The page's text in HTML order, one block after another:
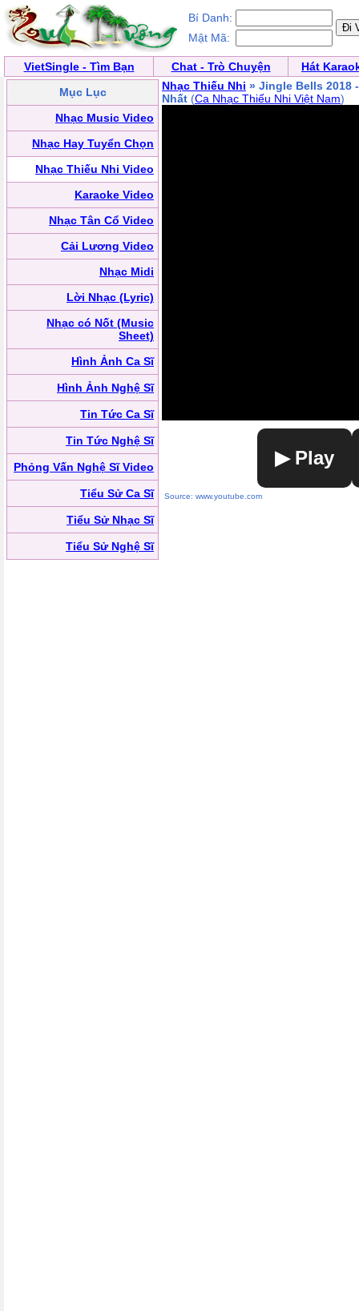
Bí Danh:
Mật Mã:
VietSingle - Tìm Bạn Chat - Trò Chuyện
Hát
Mục Lục
Nhạc Music Video
Nhạc Hay Tuyển Chọn
Nhạc Thiếu Nhi Video
Karaoke Video
Nhạc Tân Cổ Video
Cải Lương Video
Nhạc Midi
Lời Nhạc (Lyric)
Nhạc có Nốt (Music
Sheet)
Hình Ảnh Ca Sĩ
Hình Ảnh Nghệ Sĩ
Tin Tức Ca Sĩ
Tin Tức Nghệ Sĩ
Phỏng Vấn Nghệ Sĩ Video
Tiểu Sử Ca Sĩ
Tiểu Sử Nhạc Sĩ
Tiểu Sử Nghệ Sĩ
Nhạc Thiếu Nhi » Jingle Bells 2018
Nhất (Ca Nhạc Thiếu Nhi Việt Nam)
▶ Play
Source: www.youtube.com